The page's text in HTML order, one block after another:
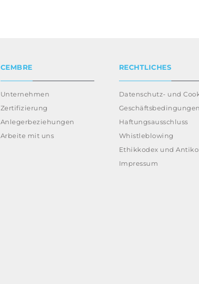
CEMBRE
Unternehmen
Zertifizierung
Anlegerbeziehungen
Arbeite mit uns
RECHTLICHES
Datenschutz- und
Geschäftsbedingungen
Haftungsausschluss
Whistleblowing
Ethikkodex und
Impressum